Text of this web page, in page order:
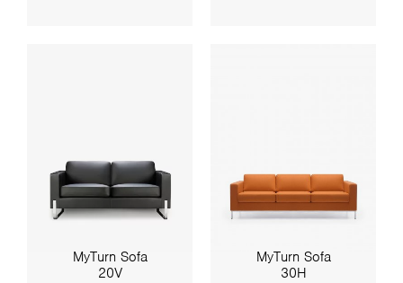
MyTurn Sofa
20V
MyTurn Sofa
30H